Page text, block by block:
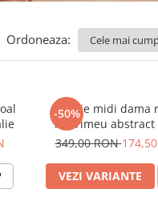
Ordoneaza:
-50%
Rochie midi dama
imprimeu abstract
349,00 RON
VEZI VARIANTE